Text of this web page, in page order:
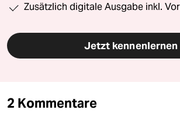
Zusätzlich digitale Ausgabe inkl.
Jetzt kennenlernen
2 Kommentare